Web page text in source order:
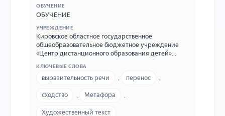
ОБУЧЕНИЕ
ОБУЧЕНИЕ
УЧРЕЖДЕНИЕ
Кировское областное государственное
общеобразовательное бюджетное учреждение
«Центр дистанционного образования детей»
Тел. 8 (8332)-49-72-31 (приёмная), адрес
электронной почты idist@idist.ru
КЛЮЧЕВЫЕ СЛОВА
выразительность речи перенос
сходство Метафора
Художественный текст